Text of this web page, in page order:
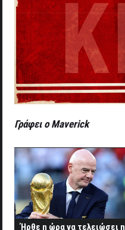
Γράφει ο Maverick
Ήρθε η ώρα να τελειώσει η